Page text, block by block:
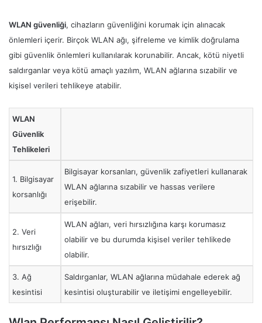
WLAN güvenliği, cihazların güvenliğini korumak için alınacak
önlemleri içerir. Birçok WLAN ağı, şifreleme ve kimlik doğrulama
gibi güvenlik önlemleri kullanılarak korunabilir. Ancak, kötü niyetli
saldırganlar veya kötü amaçlı yazılım, WLAN ağlarına sızabilir ve
kişisel verileri tehlikeye atabilir.
WLAN
Güvenlik
Tehlikeleri
1. Bilgisayar
korsanlığı
Bilgisayar korsanları, güvenlik zafiyetleri kullanarak
WLAN ağlarına sızabilir ve hassas verilere
erişebilir.
2. Veri
hırsızlığı
WLAN ağları, veri hırsızlığına karşı korumasız
olabilir ve bu durumda kişisel veriler tehlikede
olabilir.
3. Ağ
kesintisi
Saldırganlar, WLAN ağlarına müdahale ederek ağ
kesintisi oluşturabilir ve iletişimi engelleyebilir.